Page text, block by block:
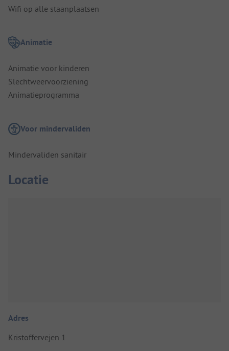
Wifi op alle staanplaatsen
Animatie
Animatie voor kinderen
Slechtweervoorziening
Animatieprogramma
Voor mindervaliden
Mindervaliden sanitair
Locatie
Adres
Kristoffervejen 1